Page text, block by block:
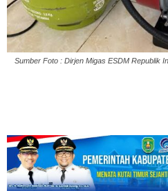
Sumber Foto : Dirjen Migas ESDM Republik